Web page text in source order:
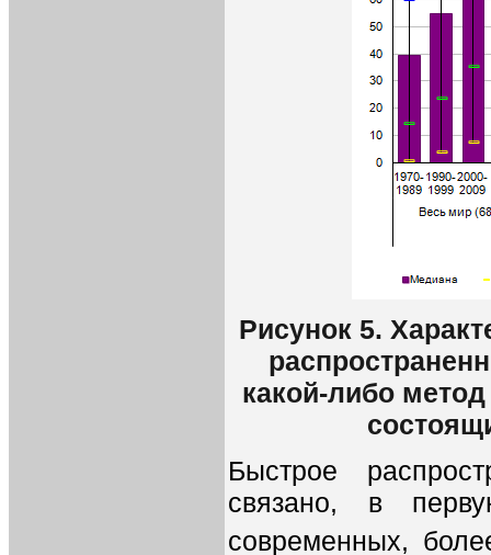
Рисунок 5.
какой-либо
Быстрое
связано, в
современных,